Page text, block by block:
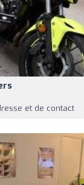
et de contact